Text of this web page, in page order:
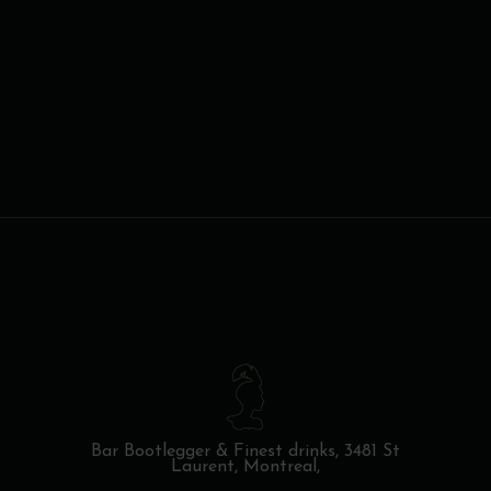
Bar Bootlegger & Finest drinks, 3481 St
Laurent, Montreal,